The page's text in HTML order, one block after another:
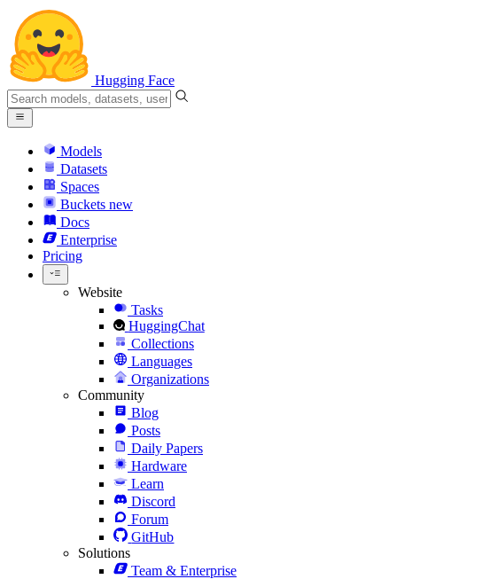
Hugging Face
Models
Datasets
Spaces
Buckets new
Docs
Enterprise
Pricing
Website
Tasks
HuggingChat
Collections
Languages
Organizations
Community
Blog
Posts
Daily Papers
Hardware
Learn
Discord
Forum
GitHub
Solutions
Team & Enterprise